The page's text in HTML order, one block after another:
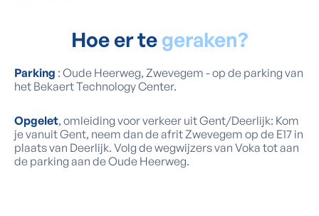
Hoe er te geraken?
Parking : Oude Heerweg, Zwevegem - op de parking van
het Bekaert Technology Center.
Opgelet, omleiding voor verkeer uit Gent/Deerlijk: Kom
je vanuit Gent, neem dan de afrit Zwevegem op de E17 in
plaats van Deerlijk. Volg de wegwijzers van Voka tot aan
de parking aan de Oude Heerweg.